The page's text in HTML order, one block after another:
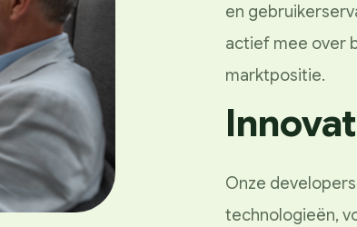
en
actief mee over
marktpositie.
Onze
technologieën,